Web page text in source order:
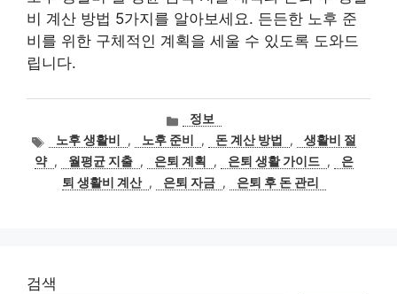
비 계산 방법 5가지를 알아보세요. 든든한 노후 준
비를 위한 구체적인 계획을 세울 수 있도록 도와드
립니다.
카
테
고
리
정보
태
그
노후 생활비 , 노후 준비 , 돈 계산 방법 ,
생활비 절
약 , 월평균 지출 , 은퇴 계획 , 은퇴 생활 가이드 ,
은
퇴 생활비 계산 , 은퇴 자금 , 은퇴 후 돈 관리
검색